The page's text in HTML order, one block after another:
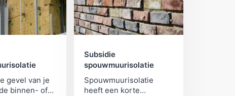
gevel van je
binnen- of
Subsidie
spouwmuurisolatie
Spouwmuurisolatie
heeft een korte